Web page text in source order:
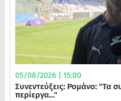
05/08/2026 | 15:00
Συνεντεύξεις: Ρομάνο: "Τα
περίεργα..."